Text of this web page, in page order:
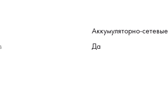
Аккумуляторно-сетевые
Да